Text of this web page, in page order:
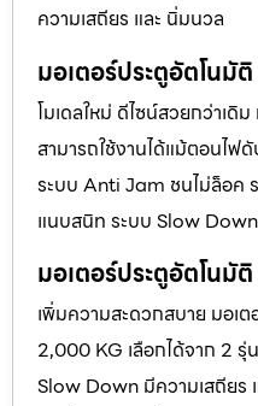
ความเสถียร และ นิ่มนวล
มอเตอร์ประตูอัตโนมั
โมเดลใหม่ ดีไซน์สวยกว่าเดิ
สามารถใช้งานได้แม้ตอนไ
ระบบ Anti Jam ชนไม่ล็อค
แนบสนิท ระบบ Slow
มอเตอร์ประตูอัตโนมั
เพิ่มความสะดวกสบาย มอเ
2,000 KG เลือกได้จาก 2 รุ่
Slow Down มีความเสถียร